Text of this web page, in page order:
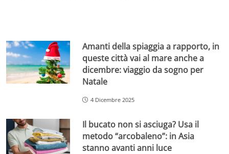
Amanti della spiaggia a rapporto, in
queste città vai al mare anche a
dicembre: viaggio da sogno per
Natale
4 Dicembre 2025
Il bucato non si asciuga? Usa il
metodo “arcobaleno”: in Asia
stanno avanti anni luce